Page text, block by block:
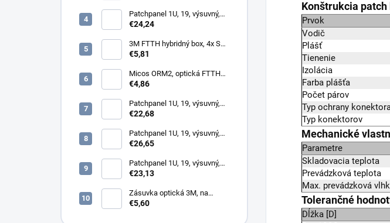
Patchpanel 1U, 19, výsuvný,
24x SC simplex, 24x LC
€24,24
3M FTTH hybridný box, 4x SC,
keystone, simplex, vnútorný
€5,81
Micos ORM2, optická FTTH
zásuvka, 2x SC simplex
€4,86
Patchpanel 1U, 19, výsuvný,
12x SC simplex, biely (1x
€22,68
Patchpanel 1U, 19, výsuvný,
12x SC duplex, biely (2x
€26,65
Patchpanel 1U, 19, výsuvný,
24x SC duplex, biely (2x
€23,13
Zásuvka optická 3M, na
omítku hybridní, 8686,
€5,60
Konštrukcia patch
Prvok
Vodič
Plášť
Tienenie
Izolácia
Farba plášťa
Počet párov
Typ ochrany
Typ konektorov
Mechanické
Parametre
Skladovacia teplota
Prevádzková teplota
Max. prevádzková
Tolerančné
Dĺžka [D]